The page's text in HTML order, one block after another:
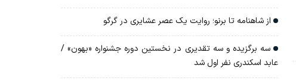
از شاهنامه تا برنو؛ روایت یک عصر عشایری در گرگو
سه برگزیده و سه تقدیری در نخستین دوره جشنواره «بهون» /
عابد اسکندری نفر اول شد